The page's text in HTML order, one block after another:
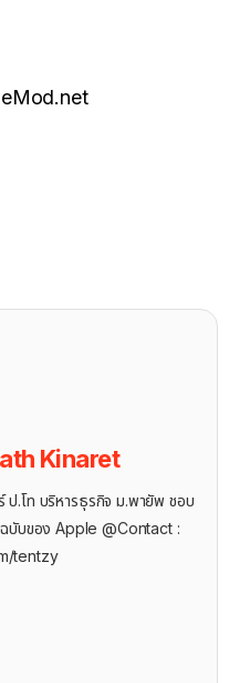
Kinaret
ป.โท บริหารธุรกิจ ม.พายัพ ชอบ
บับของ Apple @Contact :
tentzy